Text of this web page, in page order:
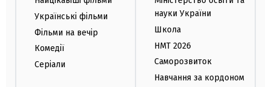
Українські фільми
Фільми на вечір
Комедії
Серіали
науки України
Школа
НМТ 2026
Саморозвиток
Навчання за кордоном